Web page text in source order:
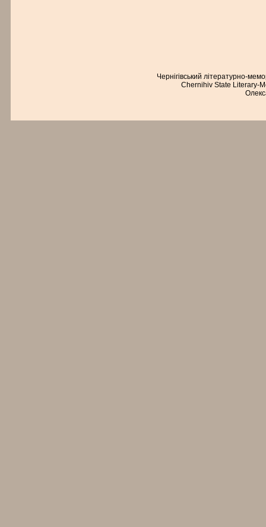
Чернігівський літературно-
Chernihiv State Literary-